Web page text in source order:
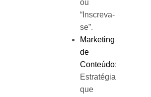
ou
“Inscreva-
se”.
Marketing
de
Conteúdo:
Estratégia
que